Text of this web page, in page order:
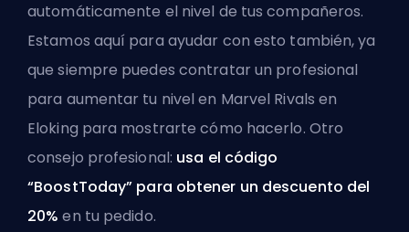
automáticamente el nivel de tus compañeros.
Estamos aquí para ayudar con esto también, ya
que siempre puedes contratar un profesional
para aumentar tu nivel en Marvel Rivals en
Eloking para mostrarte cómo hacerlo. Otro
consejo profesional: usa el código
“BoostToday” para obtener un descuento del
20% en tu pedido.